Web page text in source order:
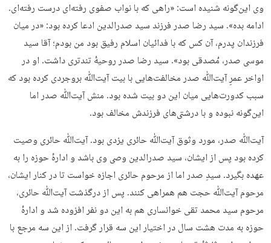
وی این‌گونه شنیده است: «راهی که با نواب صفوی رفته‌ای درست رفته‌ای.
ادامه بده». سید رضا صدر فرزند سید صدرالدین ادعا کرده بود: «در میان
فرزندان پدرم، آن کس که با فدائیان اسلام رفیق بود من بودم؛ آقا سید
موسی صدر، مُصدقی بود». سید رضا صدر روحیهٔ تندتری داشت. او در
اواخر عمرِ آیت‌ﷲ صدر مخالفت‌هایی با بیت آیت‌ﷲ بروجردی کرده بود که
سبب کدورت‌هایی میان این دو بیت شده بود. منش آیت‌ﷲ صدر اما
این‌گونه نبوده و با درشتی‌های فرزندش مخالف بود.
آیت‌ﷲ صدر، مورد وثوق آیت‌ﷲ حائری یزدی بود. آیت‌ﷲ حائری وصیت
کرده بود پس از ایشان، سید صدرالدین وصی وی باشد و ادارهٔ حوزه را به
عهده بگیرد. سیدِ صدر اما از مرحوم حائری اجازه خواست تا در کنار ایشان،
مرحوم آیت‌ﷲ حجت هم همراهی کنند. پس از درگذشت آیت‌ﷲ حائری،
مرحوم سید محمد تقی خوانساری هم به این دو نفر افزوده شد و ادارهٔ
حوزه به مدت هشت سال در اختیار این سه قرار گرفت. از این سه مرجع با